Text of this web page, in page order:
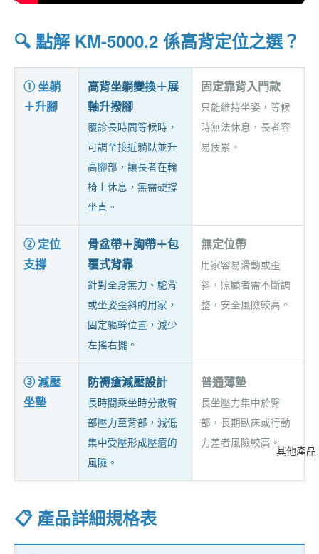
其他產品
🔍 點解 KM-5000.2 係高背定位之選？
① 坐躺
＋升腳
高背坐躺變換＋展
軸升撥腳
覆診長時間等候時，
可調至接近躺臥並升
高腳部，讓長者在輪
椅上休息，無需硬撐
坐直。
固定靠背入門款
只能維持坐姿，等候
時無法休息，長者容
易疲累。
② 定位
支撐
骨盆帶＋胸帶＋包
覆式背靠
針對全身無力、駝背
或坐姿歪斜的用家，
固定軀幹位置，減少
左搖右擺。
無定位帶
用家容易滑動或歪
斜，照顧者需不斷調
整，安全風險較高。
③ 減壓
坐墊
防褥瘡減壓設計
長時間乘坐時分散臀
部壓力至背部，減低
集中受壓形成壓瘡的
風險。
普通薄墊
長坐壓力集中於臀
部，長期臥床或行動
力差者風險較高。
📋 產品詳細規格表